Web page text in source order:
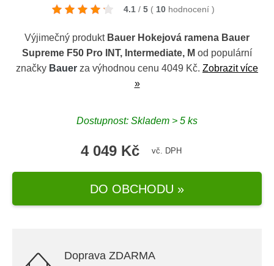
4.1 / 5 ( 10 hodnocení )
Výjimečný produkt Bauer Hokejová ramena Bauer
Supreme F50 Pro INT, Intermediate, M od populární
značky Bauer za výhodnou cenu 4049 Kč. Zobrazit více
»
Dostupnost: Skladem > 5 ks
4 049 Kč vč. DPH
DO OBCHODU »
Doprava ZDARMA